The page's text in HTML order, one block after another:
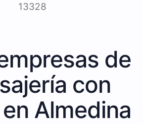
13328
de
con
Almedina